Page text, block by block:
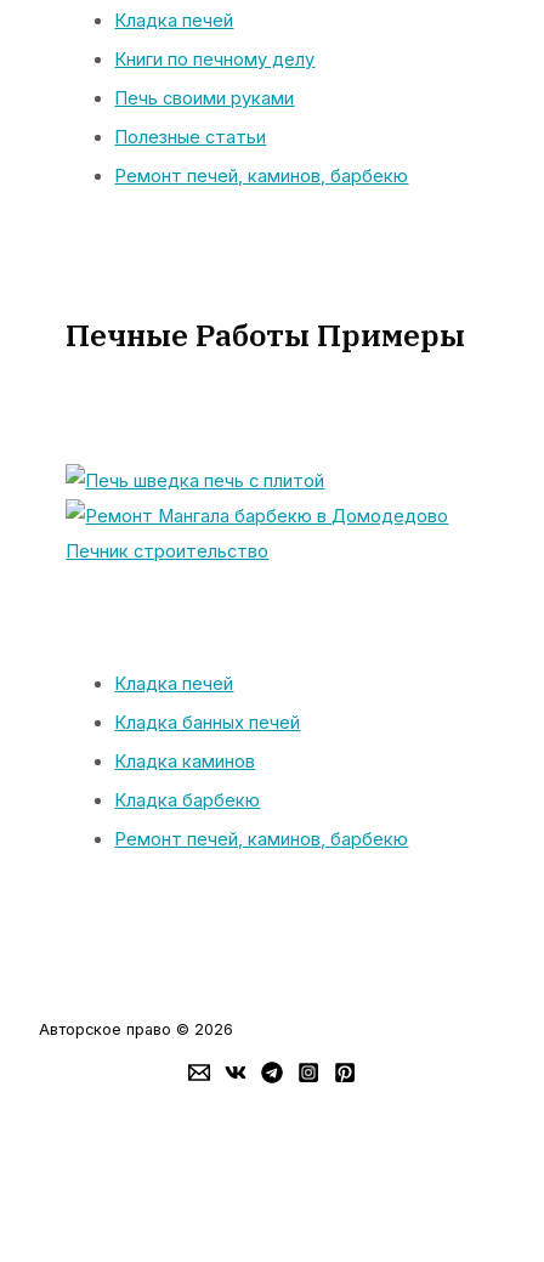
Кладка печей
Книги по печному делу
Печь своими руками
Полезные статьи
Ремонт печей, каминов, барбекю
Печные Работы Примеры
Кладка печей
Кладка банных печей
Кладка каминов
Кладка барбекю
Ремонт печей, каминов, барбекю
Авторское право © 2026